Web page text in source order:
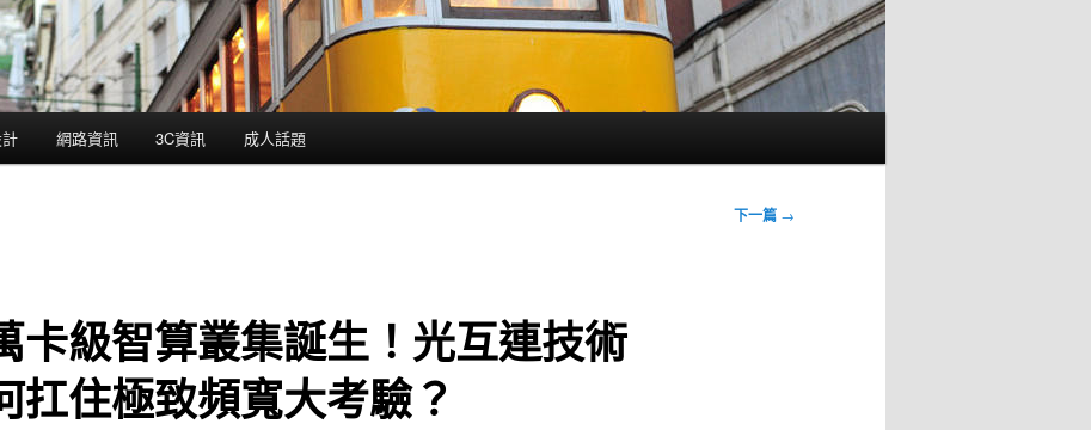
網路資訊 3C資訊 成人話題
下一篇 →
卡級智算叢集誕生！光互連技術
扛住極致頻寬大考驗？